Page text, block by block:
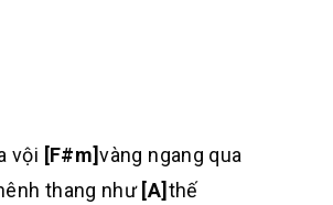
vội [F#m]vàng ngang qua
thang như [A] thế